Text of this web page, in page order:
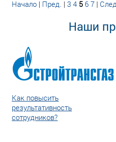
Начало | Пред. | 3 4 5 6 7 |
Наши
Как повысить
результативность
сотрудников?